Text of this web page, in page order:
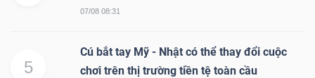
07/08 08:31
5
Cú bắt tay Mỹ - Nhật có thể thay đổi cuộc
chơi trên thị trường tiền tệ toàn cầu